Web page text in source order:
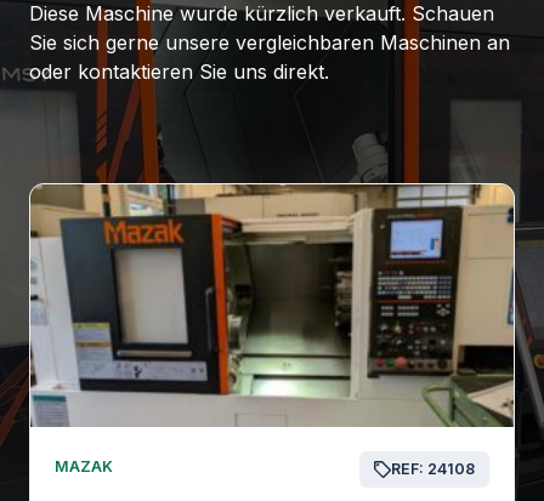
Diese Maschine wurde kürzlich verkauft. Schauen
Sie sich gerne unsere vergleichbaren Maschinen an
oder kontaktieren Sie uns direkt.
MAZAK REF: 24108